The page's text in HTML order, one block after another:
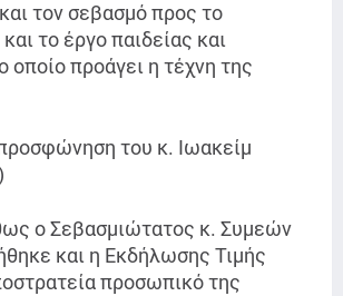
τον σεβασμό προς το
το έργο παιδείας και
οποίο προάγει η τέχνη της
του κ. Ιωακείμ
ο Σεβασμιώτατος κ. Συμεών
και η Εκδήλωσης Τιμής
προσωπικό της